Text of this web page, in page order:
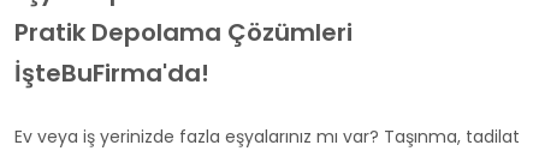
Pratik Depolama Çözümleri
İşteBuFirma'da!
Ev veya iş yerinizde fazla eşyalarınız mı var? Taşınma, tadilat